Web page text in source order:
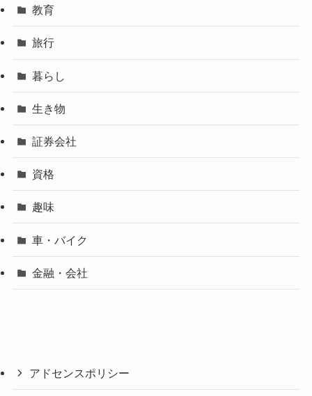
教育
旅行
暮らし
生き物
証券会社
資格
趣味
車・バイク
金融・会社
アドセンスポリシー